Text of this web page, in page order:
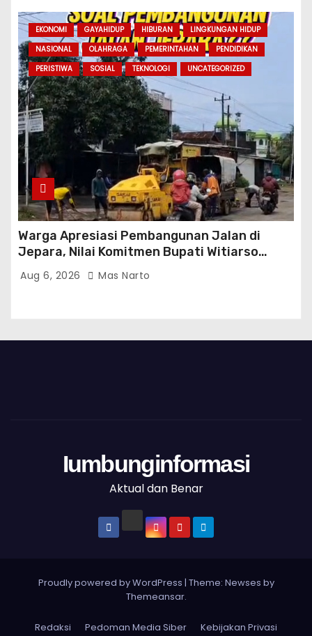
EKONOMI GAYAHIDUP HIBURAN
LINGKUNGAN HIDUP
NASIONAL
OLAHRAGA PEMERINTAHAN
PENDIDIKAN
PERISTIWA
SOSIAL TEKNOLOGI UNCATEGORIZED
Warga Apresiasi Pembangunan Jalan di
Jepara, Nilai Komitmen Bupati Witiarso
Tingkatkan Infrastruktur dan Perekonomian
Aug 6, 2026 Mas Narto
Iumbunginformasi
Aktual dan Benar
Proudly powered by WordPress | Theme: Newses by
Themeansar.
Redaksi Pedoman Media Siber Kebijakan Privasi